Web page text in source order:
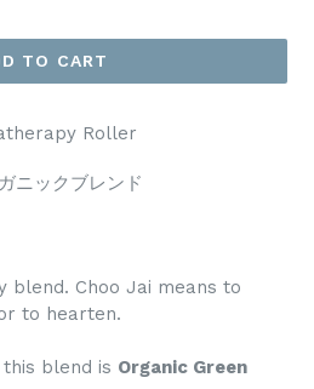
TO CART
Roller
ニックブレンド
blend. Choo Jai means to
to hearten.
blend is Organic Green